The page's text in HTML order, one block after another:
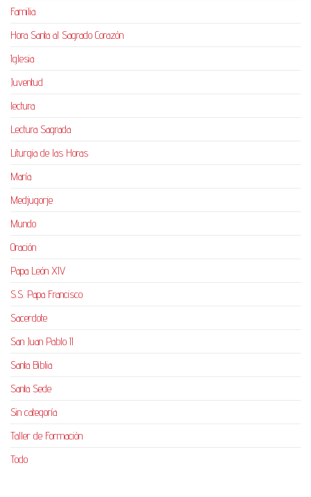
Familia
Hora Santa al Sagrado Corazón
Iglesia
Juventud
lectura
Lectura Sagrada
Liturgia de las Horas
María
Medjugorje
Mundo
Oración
Papa León XIV
S.S. Papa Francisco
Sacerdote
San Juan Pablo II
Santa Biblia
Santa Sede
Sin categoría
Taller de Formación
Todo